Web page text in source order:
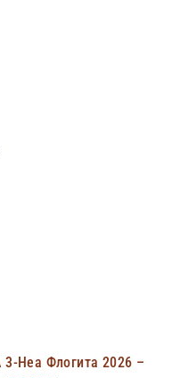
Неа Флогита 2026 –